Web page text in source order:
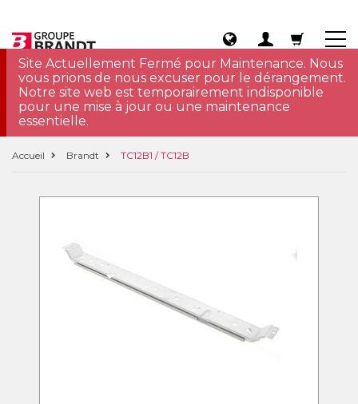
Site Actuellement Fermé pour Maintenance. Nous
vous prions de nous excuser pour le dérangement.
Notre site web est temporairement indisponible
pour une mise à jour ou une maintenance
essentielle.
Accueil Brandt TC12B1 / TC12B